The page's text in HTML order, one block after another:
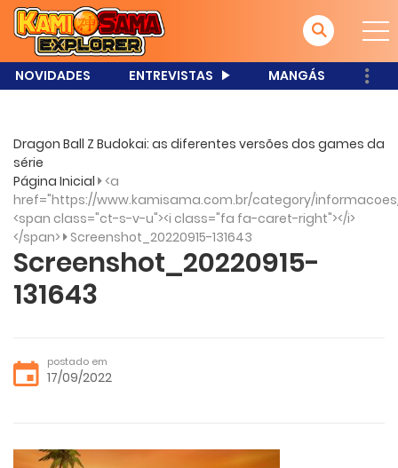
NOVIDADES ENTREVISTAS MANGÁS
Dragon Ball Z Budokai: as diferentes versões dos games da
série
Página Inicial <a
href="https://www.kamisama.com.br/category/informacoes/
<span class="ct-s-v-u"><i class="fa fa-caret-right"></i>
</span> Screenshot_20220915-131643
Screenshot_20220915-
131643
postado em
17/09/2022